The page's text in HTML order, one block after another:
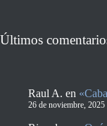
Últimos
Raul A. en
26 de noviembre, 2025